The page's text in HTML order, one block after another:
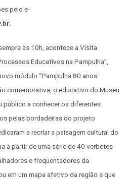
pelo e-
.
às 10h, acontece a Visita
Educativos na Pampulha”,
módulo “Pampulha 80 anos:
comemorativa, o educativo do Museu
público a conhecer os diferentes
pelas bordadeiras do projeto
a recriar a paisagem cultural do
a partir de uma série de 40 verbetes
e frequentadores da
em um mapa afetivo da região e que